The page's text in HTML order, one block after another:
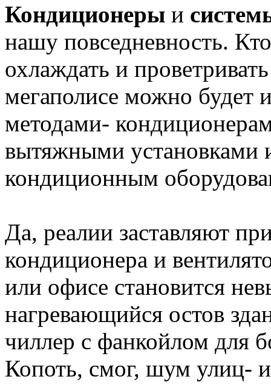
Кондиционеры и
нашу повседневность.
охлаждать и
мегаполисе можно будет
методами-
вытяжными установками
кондиционным
Да, реалии заставляют
кондиционера и
или офисе становится
нагревающийся остов
чиллер с фанкойлом для
Копоть, смог, шум улиц-